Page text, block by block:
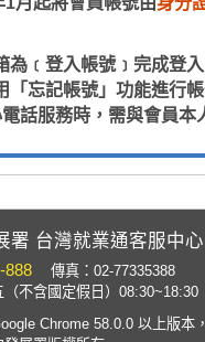
﹝登入帳號﹞完成登入
忘記帳號」功能進行帳
話服務時，需與會員本
署 台灣就業通客服中心
888 傳真：02-77335388
不含國定假日）08:30~18:30
Chrome 58.0.0 以上版本